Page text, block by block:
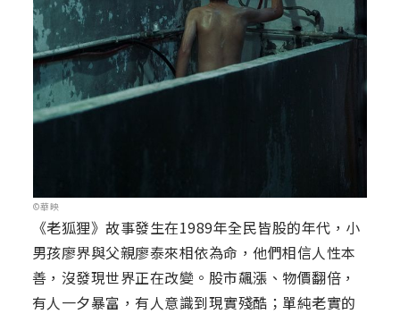
©華映
《老狐狸》故事發生在1989年全民皆股的年代，小
男孩廖界與父親廖泰來相依為命，他們相信人性本
善，沒發現世界正在改變。股市飆漲、物價翻倍，
有人一夕暴富，有人意識到現實殘酷；單純老實的